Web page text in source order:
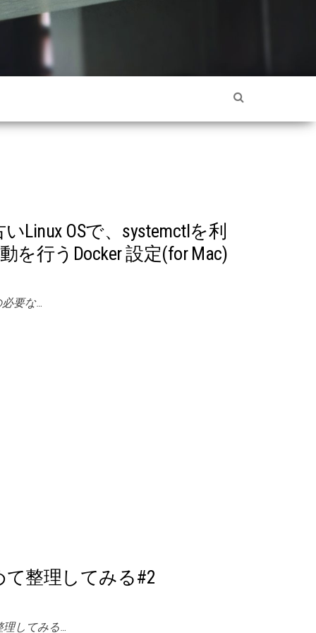
Linux OSで、systemctlを利
を行うDocker 設定(for Mac)
要な…
て整理してみる#2
理してみる…